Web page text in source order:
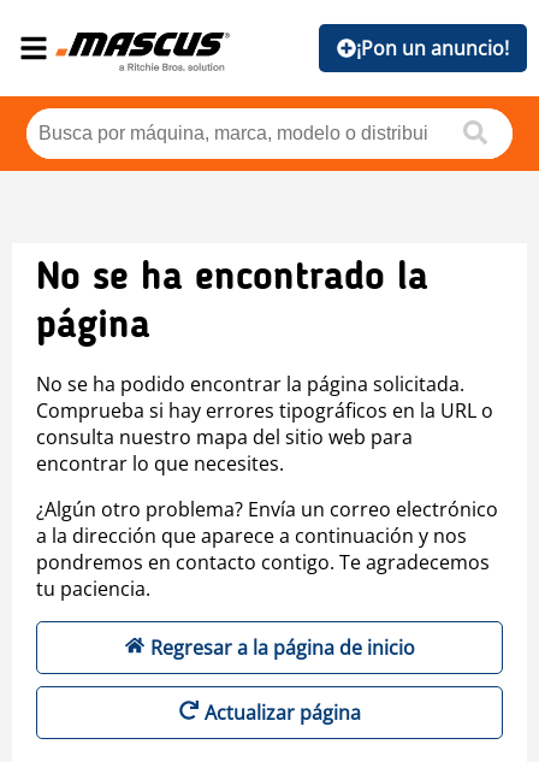
¡Pon un anuncio!
No se ha encontrado la
página
No se ha podido encontrar la página solicitada.
Comprueba si hay errores tipográficos en la URL o
consulta nuestro mapa del sitio web para
encontrar lo que necesites.
¿Algún otro problema? Envía un correo electrónico
a la dirección que aparece a continuación y nos
pondremos en contacto contigo. Te agradecemos
tu paciencia.
Regresar a la página de inicio
Actualizar página